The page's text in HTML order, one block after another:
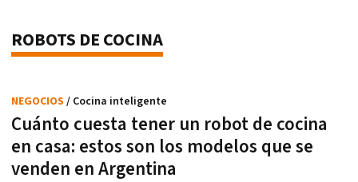
ROBOTS DE COCINA
Cuánto cuesta tener un robot de cocina
en casa: estos son los modelos que se
venden en Argentina
NEGOCIOS / Cocina inteligente